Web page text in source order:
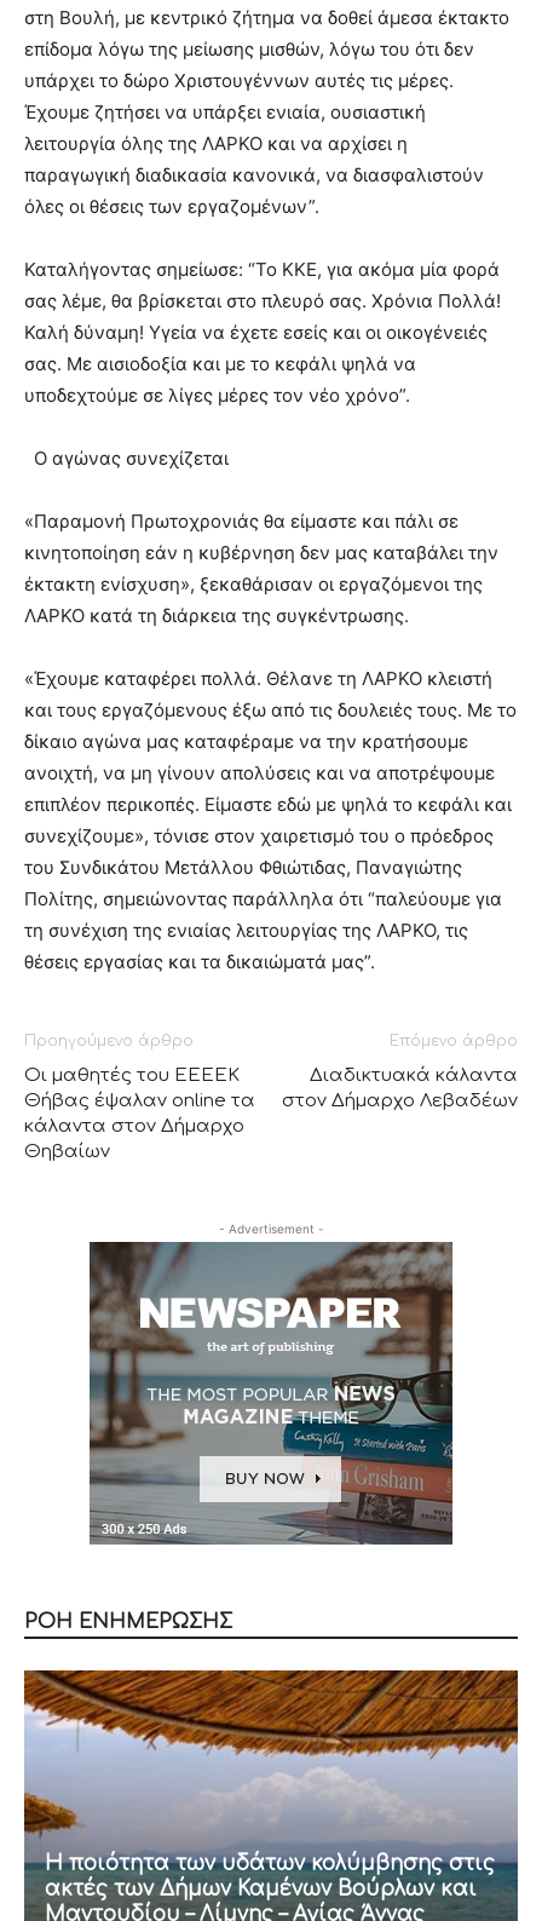
στη Βουλή, με κεντρικό ζήτημα να δοθεί άμεσα έκτακτο
επίδομα λόγω της μείωσης μισθών, λόγω του ότι δεν
υπάρχει το δώρο Χριστουγέννων αυτές τις μέρες.
Έχουμε ζητήσει να υπάρξει ενιαία, ουσιαστική
λειτουργία όλης της ΛΑΡΚΟ και να αρχίσει η
παραγωγική διαδικασία κανονικά, να διασφαλιστούν
όλες οι θέσεις των εργαζομένων”.
Καταλήγοντας σημείωσε: “Το ΚΚΕ, για ακόμα μία φορά
σας λέμε, θα βρίσκεται στο πλευρό σας. Χρόνια Πολλά!
Καλή δύναμη! Υγεία να έχετε εσείς και οι οικογένειές
σας. Με αισιοδοξία και με το κεφάλι ψηλά να
υποδεχτούμε σε λίγες μέρες τον νέο χρόνο”.
Ο αγώνας συνεχίζεται
«Παραμονή Πρωτοχρονιάς θα είμαστε και πάλι σε
κινητοποίηση εάν η κυβέρνηση δεν μας καταβάλει την
έκτακτη ενίσχυση», ξεκαθάρισαν οι εργαζόμενοι της
ΛΑΡΚΟ κατά τη διάρκεια της συγκέντρωσης.
«Έχουμε καταφέρει πολλά. Θέλανε τη ΛΑΡΚΟ κλειστή
και τους εργαζόμενους έξω από τις δουλειές τους. Με το
δίκαιο αγώνα μας καταφέραμε να την κρατήσουμε
ανοιχτή, να μη γίνουν απολύσεις και να αποτρέψουμε
επιπλέον περικοπές. Είμαστε εδώ με ψηλά το κεφάλι και
συνεχίζουμε», τόνισε στον χαιρετισμό του ο πρόεδρος
του Συνδικάτου Μετάλλου Φθιώτιδας, Παναγιώτης
Πολίτης, σημειώνοντας παράλληλα ότι “παλεύουμε για
τη συνέχιση της ενιαίας λειτουργίας της ΛΑΡΚΟ, τις
θέσεις εργασίας και τα δικαιώματά μας”.
Προηγούμενο άρθρο
Οι μαθητές του ΕΕΕΕΚ
Θήβας έψαλαν online τα
κάλαντα στον Δήμαρχο
Θηβαίων
Επόμενο άρθρο
Διαδικτυακά κάλαντα
στον Δήμαρχο Λεβαδέων
- Advertisement -
ΡΟΗ ΕΝΗΜΕΡΩΣΗΣ
Η ποιότητα των υδάτων κολύμβησης στις
ακτές των Δήμων Καμένων Βούρλων και
Μαντουδίου – Λίμνης – Αγίας Άννας